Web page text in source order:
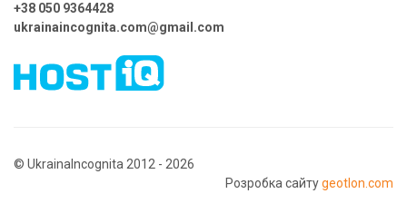
+38 050 9364428
ukrainaincognita.com@gmail.com
© UkrainaIncognita 2012 - 2026
Розробка сайтуgeotlon.com